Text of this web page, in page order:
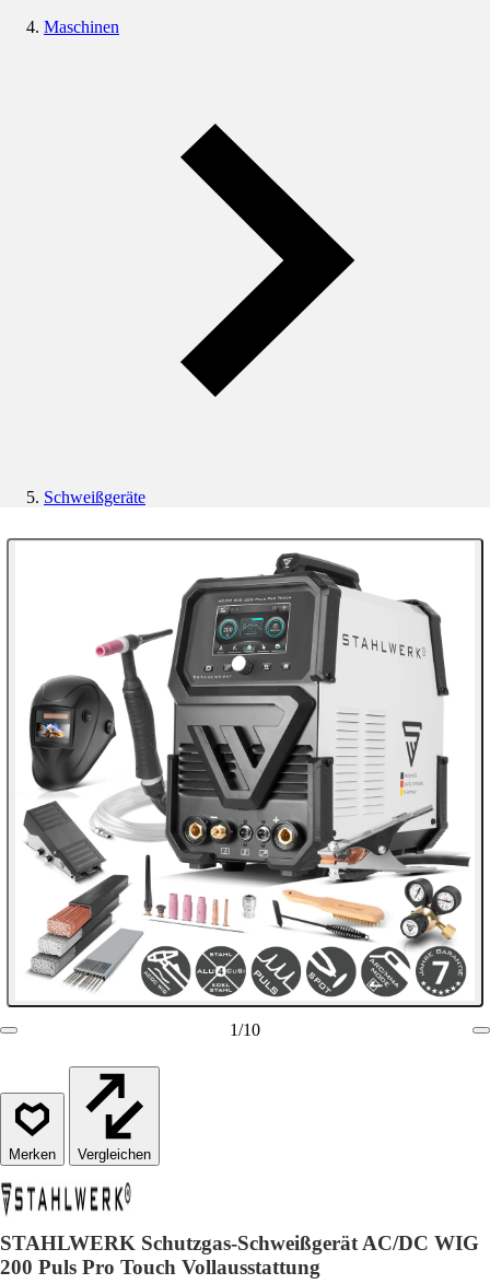
Maschinen
Schweißgeräte
1/10
Vergleichen
STAHLWERK Schutzgas-Schweißgerät AC/DC WIG
200 Puls Pro Touch Vollausstattung